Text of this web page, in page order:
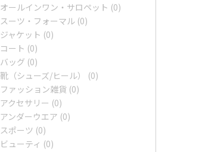
オールインワン・サロペット (0)
スーツ・フォーマル (0)
ジャケット (0)
コート (0)
バッグ (0)
靴（シューズ/ヒール）
(0)
ファッション雑貨 (0)
アクセサリー (0)
アンダーウエア (0)
スポーツ (0)
ビューティ (0)